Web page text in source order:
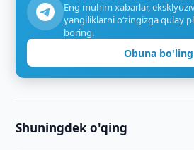
Eng muhim xabarlar,
yangiliklarni o‘zingizga qulay
boring.
Obuna bo'ling
Shuningdek o'qing